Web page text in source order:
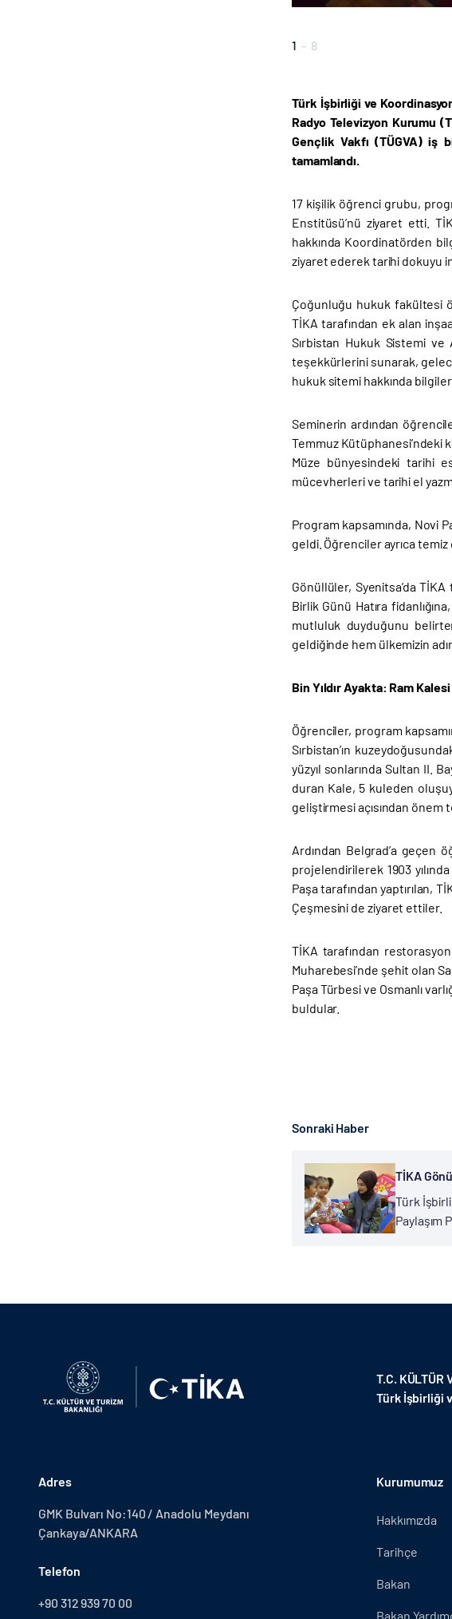
1 - 8
Türk İşbirliği ve
Radyo Televizyon Kurumu
Gençlik Vakfı (TÜGVA) iş
tamamlandı.
17 kişilik öğrenci grubu,
Enstitüsü’nü ziyaret etti.
hakkında Koordinatörden
ziyaret ederek tarihi dokuyu
Çoğunluğu hukuk fakültesi
TİKA tarafından ek alan
Sırbistan Hukuk Sistemi ve
teşekkürlerini sunarak,
hukuk sitemi hakkında
Seminerin ardından
Temmuz Kütüphanesi’ndeki
Müze bünyesindeki tarihi
mücevherleri ve tarihi el
Program kapsamında, Novi
geldi. Öğrenciler ayrıca
Gönüllüler, Syenitsa’da
Birlik Günü Hatıra
mutluluk duyduğunu
geldiğinde hem ülkemizin
Bin Yıldır Ayakta: Ram Kalesi
Öğrenciler, program
Sırbistan’ın
yüzyıl sonlarında Sultan II.
duran Kale, 5 kuleden
geliştirmesi açısından önem
Ardından Belgrad’a geçen
projelendirilerek 1903
Paşa tarafından yaptırılan,
Çeşmesini de ziyaret ettiler.
TİKA tarafından
Muharebesi’nde şehit olan
Paşa Türbesi ve Osmanlı
buldular.
Sonraki Haber
TİKA
Türk
Paylaşım
T.C. KÜLTÜR
Türk İşbirliği
Adres
GMK Bulvarı No:140 / Anadolu Meydanı
Çankaya/ANKARA
Telefon
+90 312 939 70 00
Kurumumuz
Hakkımızda
Tarihçe
Bakan
Bakan